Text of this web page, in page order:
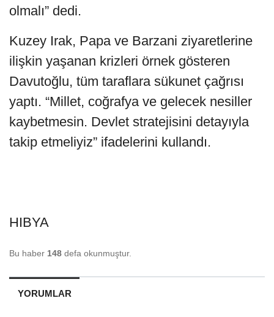
olmalı” dedi.
Kuzey Irak, Papa ve Barzani ziyaretlerine
ilişkin yaşanan krizleri örnek gösteren
Davutoğlu, tüm taraflara sükunet çağrısı
yaptı. “Millet, coğrafya ve gelecek nesiller
kaybetmesin. Devlet stratejisini detayıyla
takip etmeliyiz” ifadelerini kullandı.
HIBYA
Bu haber 148 defa okunmuştur.
YORUMLAR